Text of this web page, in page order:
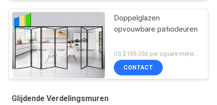
Doppelglazen
opvouwbare patiodeuren
CONTACT
Glijdende Verdelingsmuren